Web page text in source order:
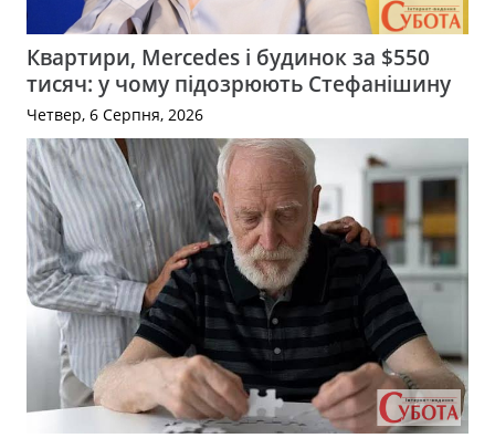
Квартири, Mercedes і будинок за $550
тисяч: у чому підозрюють Стефанішину
Четвер, 6 Серпня, 2026